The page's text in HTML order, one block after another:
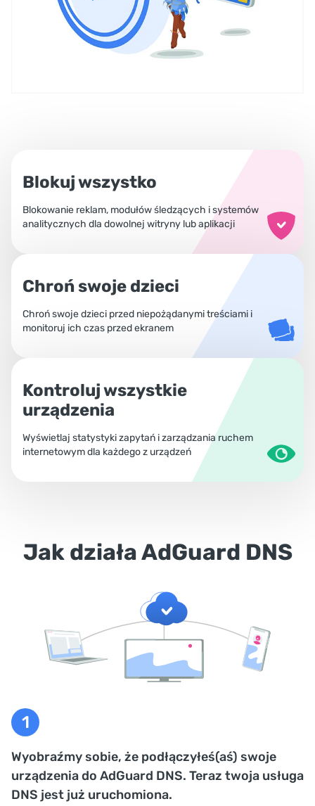
Blokuj wszystko
Blokowanie reklam, modułów śledzących i systemów
analitycznych dla dowolnej witryny lub aplikacji
Chroń swoje dzieci
Chroń swoje dzieci przed niepożądanymi treściami i
monitoruj ich czas przed ekranem
Kontroluj wszystkie
urządzenia
Wyświetlaj statystyki zapytań i zarządzania ruchem
internetowym dla każdego z urządzeń
Jak działa AdGuard DNS
Wyobraźmy sobie, że podłączyłeś(aś) swoje
urządzenia do AdGuard DNS. Teraz twoja usługa
DNS jest już uruchomiona.